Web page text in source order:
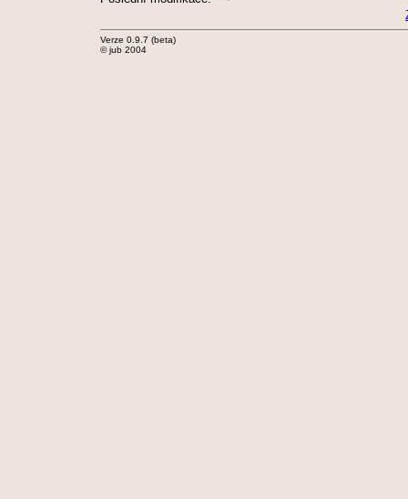
Verze 0.9.7 (beta)
© jub 2004